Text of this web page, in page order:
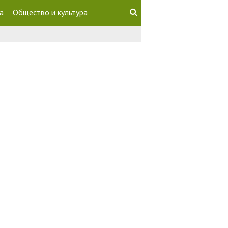
Общество и культура